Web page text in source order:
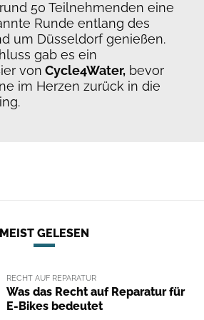
50 Teilnehmenden eine
Runde entlang des
um Düsseldorf genießen.
gab es ein
von Cycle4Water, bevor
im Herzen zurück in die
MEIST GELESEN
RECHT AUF REPARATUR
Was das Recht auf Reparatur für
E-Bikes bedeutet